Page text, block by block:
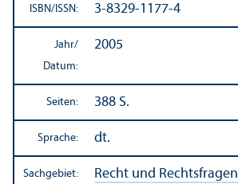
ISBN/ ISSN: 3-8329-1177-4
Jahr/
Datum:
2005
Seiten: 388 S.
Sprache: dt.
Sachgebiet: Recht und Rechts­fragen